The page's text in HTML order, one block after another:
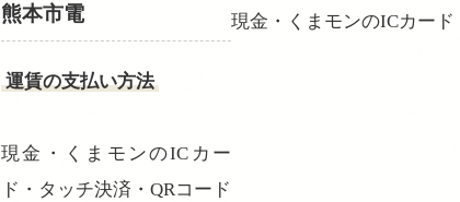
熊本市電
運賃の支払い方法
現金・くまモンのICカー
ド・タッチ決済・QRコード
現金・くまモンのICカード